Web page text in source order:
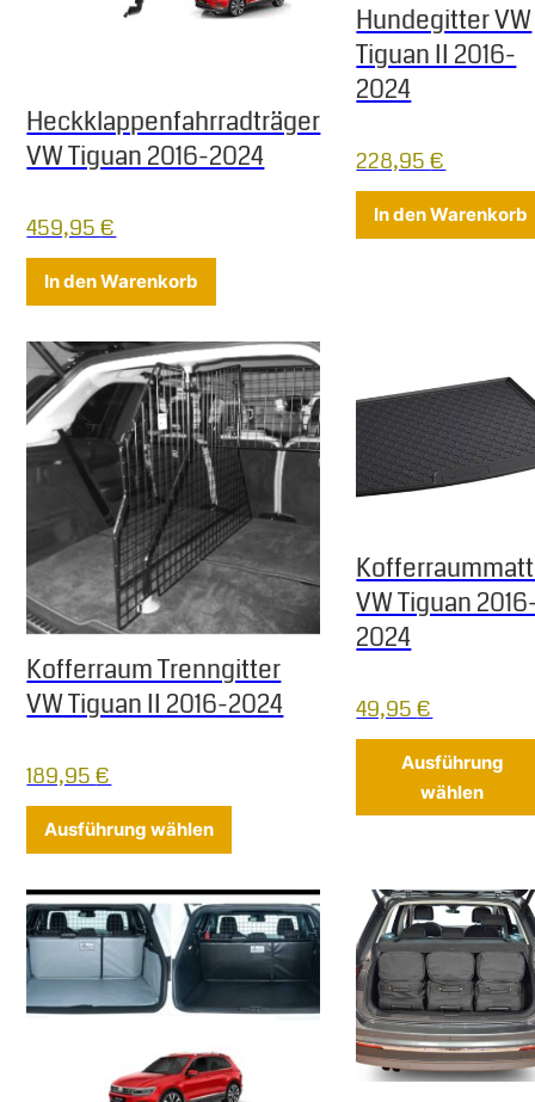
Heckklappenfahrradträger
VW Tiguan 2016-2024
459,95€
In den Warenkorb
Hundegitter VW
Tiguan II 2016-
2024
228,95€
In den Warenkorb
Kofferraum Trenngitter
VW Tiguan II 2016-2024
189,95€
Ausführung wählen Dieses Produkt weist mehrere
VW Tiguan
2024
49,95€
Ausführung
wählen